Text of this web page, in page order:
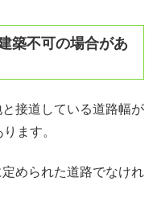
築不可の場合があ
接道している道路幅が
ます。
められた道路でなけれ